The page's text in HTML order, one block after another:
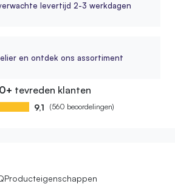
levertijd 2-3 werkdagen
en ontdek ons assortiment
tevreden klanten
9,1 (560 beoordelingen)
Producteigenschappen